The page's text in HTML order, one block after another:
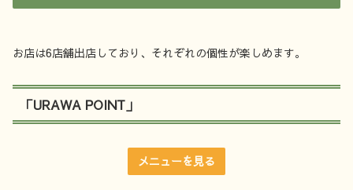
お店は6店舗出店しており、それぞれの個性が楽しめます。
「URAWA POINT」
メニューを見る